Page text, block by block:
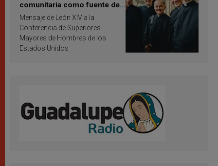
comunitaria como fuente de
inspiración y santificación
Mensaje de León XIV a la
Conferencia de Superiores
Mayores de Hombres de los
Estados Unidos